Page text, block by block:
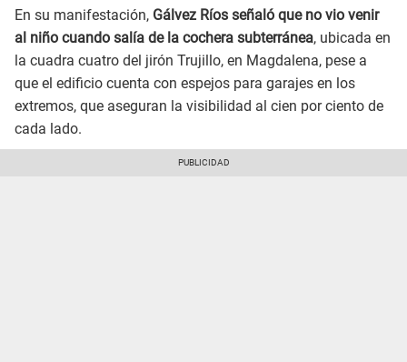
En su manifestación, Gálvez Ríos señaló que no vio venir
al niño cuando salía de la cochera subterránea, ubicada en
la cuadra cuatro del jirón Trujillo, en Magdalena, pese a
que el edificio cuenta con espejos para garajes en los
extremos, que aseguran la visibilidad al cien por ciento de
cada lado.